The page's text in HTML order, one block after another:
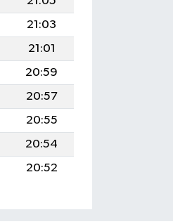
21:03
21:01
20:59
20:57
20:55
20:54
20:52